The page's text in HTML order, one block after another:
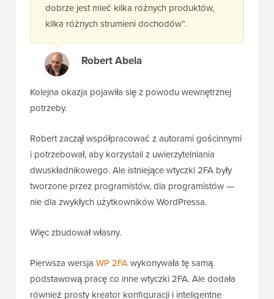
dobrze jest mieć kilka różnych produktów,
kilka różnych strumieni dochodów”.
Robert Abela
Kolejna okazja pojawiła się z powodu wewnętrznej
potrzeby.
Robert zaczął współpracować z autorami gościnnymi
i potrzebował, aby korzystali z uwierzytelniania
dwuskładnikowego. Ale istniejące wtyczki 2FA były
tworzone przez programistów, dla programistów —
nie dla zwykłych użytkowników WordPressa.
Więc zbudował własny.
Pierwsza wersja WP 2FAwykonywała tę samą
podstawową pracę co inne wtyczki 2FA. Ale dodała
również prosty kreator konfiguracji i inteligentne